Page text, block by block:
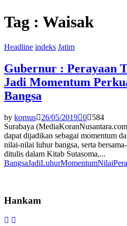
Tag : Waisak
Headline indeks Jatim
Gubernur : Perayaan
Jadi Momentum
Bangsa
by kornus 26/05/2019 0
584
Surabaya
dapat dijadikan sebagai momentum
nilai-nilai luhur bangsa, serta
ditulis dalam Kitab Sutasoma,...
BangsaJadiLuhurMomentumNilai
Hankam